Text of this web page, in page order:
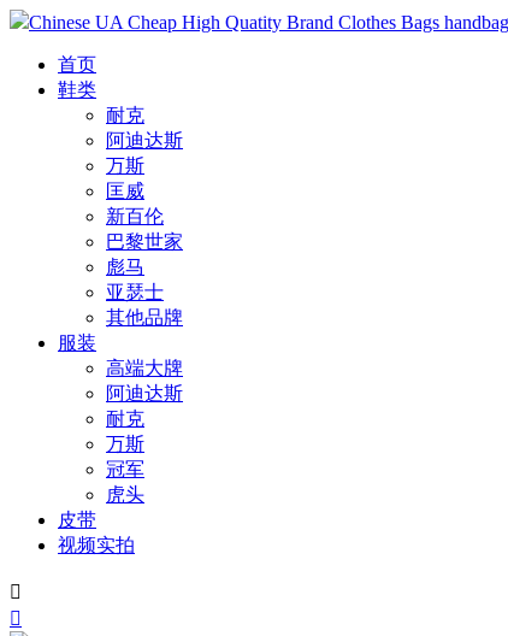
Chinese UA Cheap High Quatity Brand Clothes Bags
首页
鞋类
耐克
阿迪达斯
万斯
匡威
新百伦
巴黎世家
彪马
亚瑟士
其他品牌
服装
高端大牌
阿迪达斯
耐克
万斯
冠军
虎头
皮带
视频实拍

